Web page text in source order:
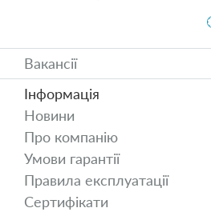
Вакансії
Інформація
Новини
Про компанію
Умови гарантії
Правила експлуатації
Сертифікати